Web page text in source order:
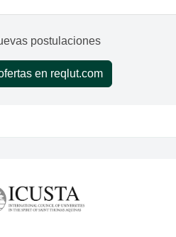
postulaciones
en reqlut.com